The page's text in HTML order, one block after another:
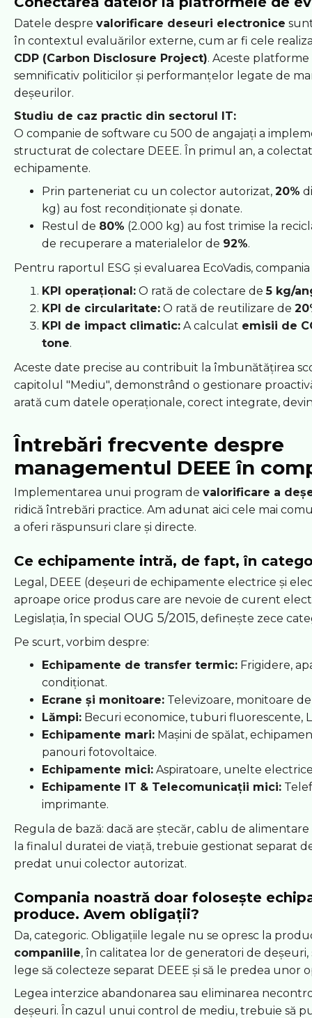
Datele despre valorificare deseuri electronice
în contextul evaluărilor externe, cum ar fi cele
CDP (Carbon Disclosure Project). Aceste
semnificativ politicilor și performanțelor legate de
deșeurilor.
Studiu de caz practic din sectorul IT:
O companie de software cu 500 de angajați a
structurat de colectare DEEE. În primul an, a
echipamente.
Prin parteneriat cu un colector autorizat, 20%
kg) au fost recondiționate și donate.
Restul de 80% (2.000 kg) au fost trimise la
de recuperare a materialelor de 92%.
Pentru raportul ESG și evaluarea EcoVadis,
KPI operațional: O rată de colectare de5 kg/
KPI de circularitate: O rată de reutilizare de
KPI de impact climatic: A calculat emisii de
tone.
Aceste date precise au contribuit la îmbunătățirea
capitolul "Mediu", demonstrând o gestionare
arată cum datele operaționale, corect integrate,
Întrebări frecvente despre
managementul DEEE în
Implementarea unui program de valorificare a
ridică întrebări practice. Am adunat aici cele mai
a oferi răspunsuri clare și directe.
Ce echipamente intră, de fapt, în
Legal, DEEE (deșeuri de echipamente electrice și
aproape orice produs care are nevoie de curent
Legislația, în special OUG 5/2015, definește zece
Pe scurt, vorbim despre:
Echipamente de transfer termic: Frigidere,
condiționat.
Ecrane și monitoare: Televizoare, monitoare
Lămpi: Becuri economice, tuburi fluorescente,
Echipamente mari: Mașini de spălat,
panouri fotovoltaice.
Echipamente mici: Aspiratoare, unelte
Echipamente IT & Telecomunicații mici:
imprimante.
Regula de bază: dacă are ștecăr, cablu de alimentare
la finalul duratei de viață, trebuie gestionat separat
predat unui colector autorizat.
Compania noastră doar folosește
produce. Avem obligații?
Da, categoric. Obligațiile legale nu se opresc la
companiile, în calitatea lor de generatori de
lege să colecteze separat DEEE și să le predea unor
Legea interzice abandonarea sau eliminarea
deșeuri. În cazul unui control de mediu, trebuie să